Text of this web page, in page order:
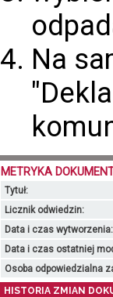
Na
METRYKA
Tytuł:
Licznik odwiedzin:
Data i czas wytworzenia:
Data i czas ostatniej
Osoba odpowiedzialna
HISTORIA ZMIAN